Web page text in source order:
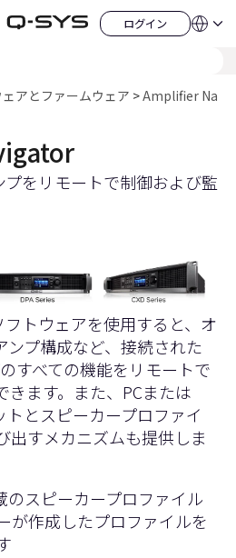
ログイン
ロ
グ
言
アとファームウェア
Amplifier Na
プをリモートで制御および監
トウェアを使用すると、オ
ンプ構成など、接続された
すべての機能をリモートで
きます。また、PCまたは
とスピーカープロファイ
出すメカニズムも提供しま
のスピーカープロファイル
が作成したプロファイルを